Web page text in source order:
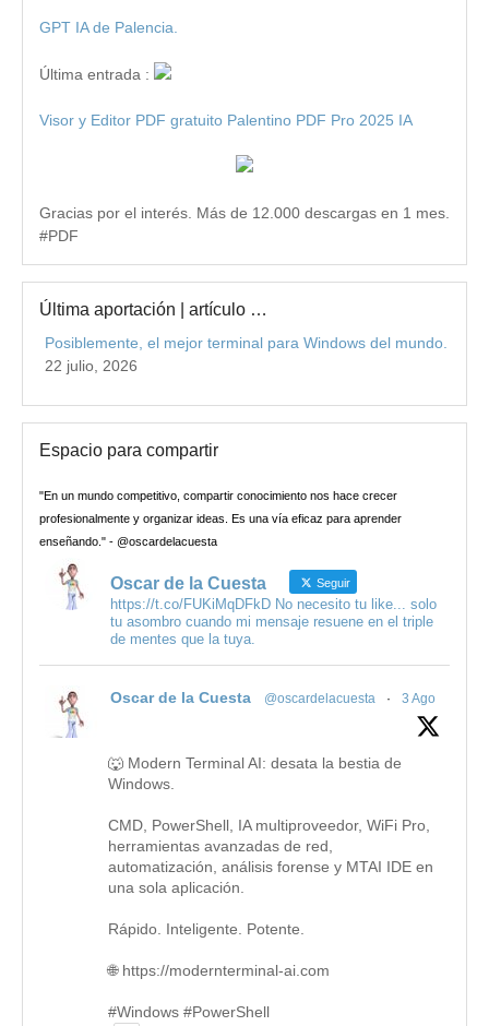
GPT IA de Palencia.
Última entrada :
Visor y Editor PDF gratuito Palentino PDF Pro 2025 IA
Gracias por el interés. Más de 12.000 descargas en 1 mes.
#PDF
Última aportación | artículo …
Posiblemente, el mejor terminal para Windows del mundo.
22 julio, 2026
Espacio para compartir
"En un mundo competitivo, compartir conocimiento nos hace crecer
profesionalmente y organizar ideas. Es una vía eficaz para aprender
enseñando." - @oscardelacuesta
Oscar de la Cuesta Seguir
https://t.co/FUKiMqDFkD No necesito tu like... solo
tu asombro cuando mi mensaje resuene en el triple
de mentes que la tuya.
Oscar de la Cuesta @oscardelacuesta · 3 Ago
🐺 Modern Terminal AI: desata la bestia de
Windows.
CMD, PowerShell, IA multiproveedor, WiFi Pro,
herramientas avanzadas de red,
automatización, análisis forense y MTAI IDE en
una sola aplicación.
Rápido. Inteligente. Potente.
🌐 https://modernterminal-ai.com
#Windows #PowerShell